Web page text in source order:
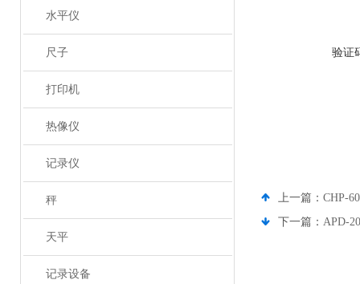
水平仪
尺子
打印机
热像仪
记录仪
秤
天平
记录设备
验证
上一篇： CHP-
下一篇： APD-